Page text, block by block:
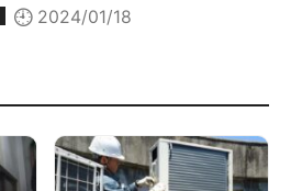
2024/01/18